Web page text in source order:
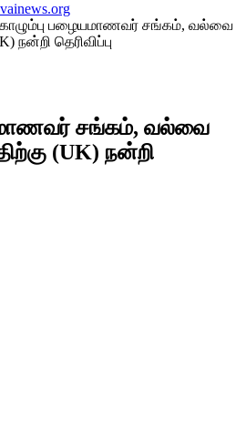
பழையமாணவர் சங்கம், வல்வை
நன்றி தெரிவிப்பு
சங்கம், வல்வை
(UK) நன்றி